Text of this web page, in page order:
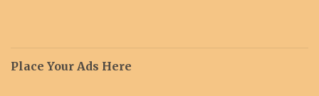
Place Your Ads Here